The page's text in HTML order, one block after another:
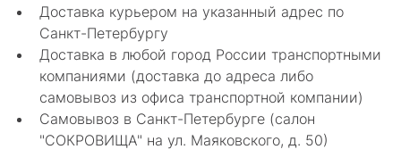
Доставка курьером на указанный адрес по
Санкт-Петербургу
Доставка в любой город России транспортными
компаниями (доставка до адреса либо
самовывоз из офиса транспортной компании)
Самовывоз в Санкт-Петербурге (салон
"СОКРОВИЩА" на ул. Маяковского, д. 50)
Нелли Г.
4 мая 2025
Каждый раз бывая на Большой Конюшенной
12 в Санкт-Петербурге посещаю этот